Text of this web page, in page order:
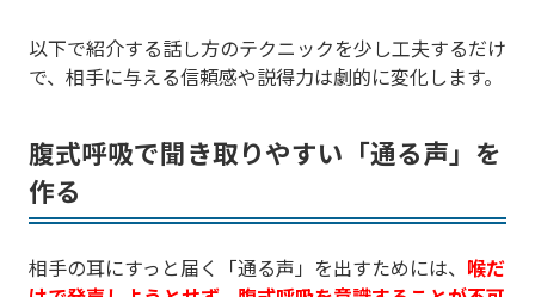
以下で紹介する話し方のテクニックを少し工夫するだけ
で、相手に与える信頼感や説得力は劇的に変化します。
腹式呼吸で聞き取りやすい「通る声」を
作る
相手の耳にすっと届く「通る声」を出すためには、 喉だ